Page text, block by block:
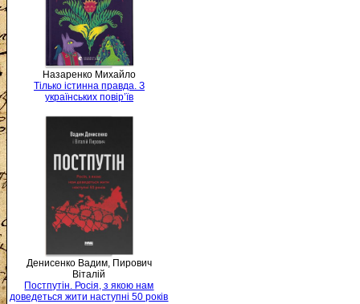
Назаренко Михайло
Тілько істинна правда. З
українських повір’їв
Денисенко Вадим, Пирович
Віталій
Постпутін. Росія, з якою нам
доведеться жити наступні 50 років